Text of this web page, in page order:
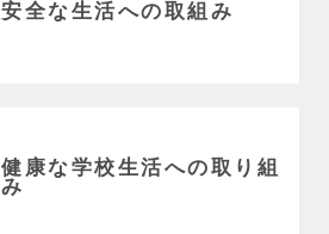
安全な生活への取組み
健康な学校生活への取り組
み